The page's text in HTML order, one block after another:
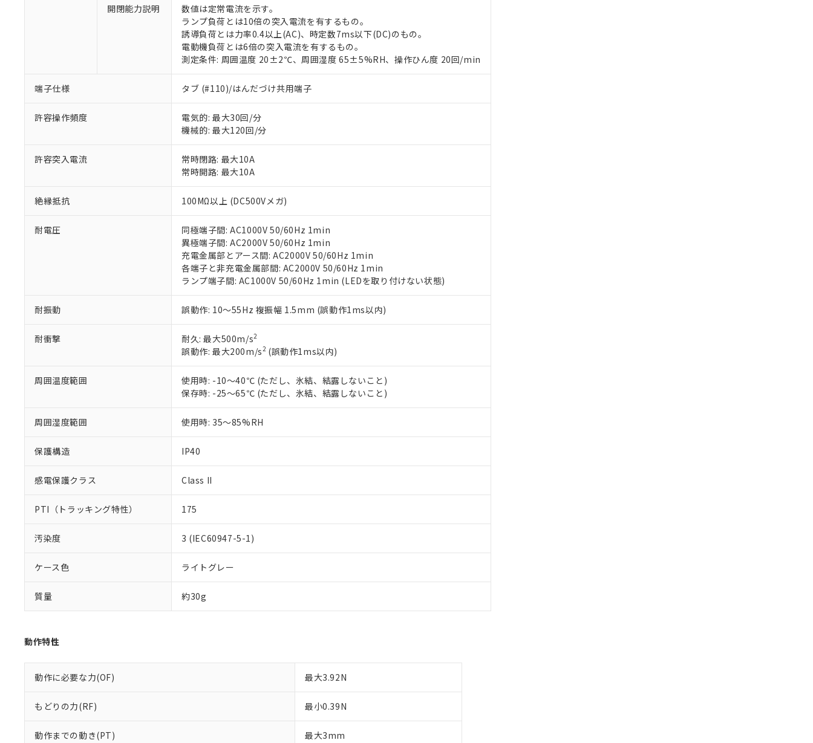
開閉能力説明
数値は定常電流を示す。
ランプ負荷とは10倍の突入電流を有するもの。
誘導負荷とは力率0.4以上(AC)、時定数7ms以下(DC)のもの。
電動機負荷とは6倍の突入電流を有するもの。
測定条件: 周囲温度 20±2℃、周囲湿度 65±5%RH、操作ひん度 20回/min
端子仕様 タブ (#110)/はんだづけ共用端子
許容操作頻度
電気的: 最大30回/分
機械的: 最大120回/分
許容突入電流
常時閉路: 最大10A
常時開路: 最大10A
絶縁抵抗 100MΩ以上 (DC500Vメガ)
耐電圧
同極端子間: AC1000V 50/60Hz 1min
異極端子間: AC2000V 50/60Hz 1min
充電金属部とアース間: AC2000V 50/60Hz 1min
各端子と非充電金属部間: AC2000V 50/60Hz 1min
ランプ端子間: AC1000V 50/60Hz 1min (LEDを取り付けない状態)
耐振動 誤動作: 10～55Hz 複振幅 1.5mm (誤動作1ms以内)
耐衝撃 耐久: 最大500m/s2
誤動作: 最大200m/s2(誤動作1ms以内)
周囲温度範囲
使用時: -10～40℃ (ただし、氷結、結露しないこと)
保存時: -25～65℃ (ただし、氷結、結露しないこと)
周囲湿度範囲 使用時: 35～85%RH
保護構造 IP40
感電保護クラス Class II
PTI（トラッキング特性） 175
汚染度 3 (IEC60947-5-1)
ケース色 ライトグレー
質量 約30g
動作特性
動作に必要な力(OF) 最大3.92N
もどりの力(RF) 最小0.39N
動作までの動き(PT) 最大3mm
ご利用条件
以下の条件をお読みいただき、同意のうえご利用ください。
くものです。
当社制御機器事業取扱商品の中には、本サービスの対象外となる商品もあることをご了承ください。
在庫状況および標準価格照会結果は、記載している更新日時点での社内データに基づき作成されるも
のであり、閲覧された時点での実際の在庫および標準価格とは異なる場合があることをご了承くださ
い。
正式な納期状況および標準価格はお客様のお取引先、またはお客様担当のオムロン制御機器販売店・
当社販売員にご相談ください。
す。
マイパーツ機能（部品リスト作成サービス）をご利用いただくには、I-Webメンバーズにご登録され
ている必要があります。
お客様が当ウェブサイト上で当社にご登録された部品リストについて、当社および当社の共同利用者
が、当社の製品・サービスに関するお客様との取引・商談に必要な範囲で利用することをご了承くだ
さい。
※当社の共同利用者とは、"個人情報の共同利用に関して"
いる法人を指します。
対応予定なし：EU RoHS指令（10物質）の非含有に非対応の商品で、対応品を出す予定はありません。
調査・確認中：EU RoHS指令（10物質）の非含有の対応状況を調査中または確認中の商品です。
非該当品：ライセンス料など無形物で、有害物質有無と関係のない商品です。
仕入先様の事情により、非含有部品としていたものが、含有品と判明した場合などやむを得ず変更すること
があります。
鉛(Pb) 1000ppm以下、 水銀(Hg) 1000ppm以下、 カドミウム(Cd) 100ppm以下、
フタル酸ビス(2-エチルヘキシル) (DEHP)(別名：DOP) 1000ppm以下、フタル酸ブチルベンジル（BBP） 1000ppm以下、フタル酸ジブチ
ル（DBP） 1000ppm以下、フタル酸ジイソブチル (DIBP) 1000ppm以下
但し、RoHS指令で産業用監視および制御機器に対する適用除外項目は除く。
フタル酸エステル類の４物質については閾値を超える意図的な使用がないことを確認しています。
※2 対応予定月
部品在庫の切り替え状況などにより、予定月が前後することがあります。
※3 非含有証明書ダウンロード
下記の非含有証明書をダウンロードすることができます。
EU RoHS指令（10物質）の非含有証明書
51物質の非含有証明書（当社基準）
※本証明書は発行日時点で非含有を証明するもので、過去に遡って非含有を証明するものではありません。
また、RoHS指令のフタル酸エステル類４物質の対応では、対応完了までの期間は出荷製品に未対応品が
混在することから備考欄に対応日を記載しておりました。
既に当社にて対応品への在庫切替を完了していることから、特段のことがない限り、2022年1月12日よ
※1 中国RoHS○×表
「○」：最大均質材料含有率が中国RoHSの基準値以下であることを示します。
「×」：最大均質材料含有率が中国RoHSの基準値を超えていることを示します。
「－」：未確認です。当社販売部門へお問い合わせください。
*中国RoHS10物質の基準値 (GB/T26572)：
Pb(鉛) :1000ppm、 Hg(水銀) : 1000ppm、 Cd(カドミウム) : 100ppm、
Cr(Ⅵ)(六価クロム) : 1000ppm、 PBBs(ポリ臭化ビフェニル類) : 1000ppm、 PBDEs(ポリ臭化ジフェニルエーテル類) : 1000ppm、
※2 環境保護使用期限
「ｅ」：有害物質（10物質）のすべてが基準値以下であることを示します。
味します。
「－」：未確認です。当社販売部門へお問い合わせください。
う）を輸出または国外への提供する場合は、日本国政府の輸出許可(または役務取引許可)を取得する
などの必要な手続きをとります。
当社は規制貨物を破棄する場合は、完全に破砕するなど、違法に輸出されないよう必要な手段を講じ
ます。
当社は貴社製品を、核兵器、ミサイル、化学兵器、生物兵器またはその他武器並びにこれらの製造装
置等に一切使用いたしません。
当社は、貴社製品を第三者に販売する場合は、上記1、2および3の内容を当該第三者に通知します。
たしません。
合意する
△ 一定数には満たないが在庫あり
－
在庫なし(最新の在庫状況については、お客様のお取引先、またはお客様担当のオムロン制御
空
白
受注生産機種、また在庫状況の情報を公開していない機種